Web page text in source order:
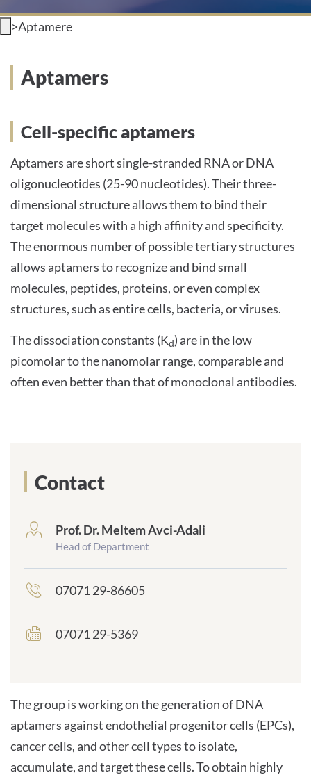
INTERNATIONALE PATIENTEN
HOME
DAS KLINIKUM
PATIENTEN &AMP; BESUCHER
MEDIZINISCHE FAKULTÄT
KARRIERE
KONTAKT
INTERNATIONALE PATIENTEN
PRESSE
Impressum
Datenschutz
>Aptamere
Aptamers
Cell-specific aptamers
Aptamers are short single-stranded RNA or DNA
oligonucleotides (25-90 nucleotides). Their three-
dimensional structure allows them to bind their
target molecules with a high affinity and specificity.
The enormous number of possible tertiary structures
allows aptamers to recognize and bind small
molecules, peptides, proteins, or even complex
structures, such as entire cells, bacteria, or viruses.
The dissociation constants (Kd) are in the low
picomolar to the nanomolar range, comparable and
often even better than that of monoclonal antibodies.
Contact
frontend.sr-
only_#
Prof. Dr. Meltem Avci-Adali
Head of Department
frontend.sr-
07071 29-86605
frontend.sr-
07071 29-5369
The group is working on the generation of DNA
aptamers against endothelial progenitor cells (EPCs),
cancer cells, and other cell types to isolate,
accumulate, and target these cells. To obtain highly